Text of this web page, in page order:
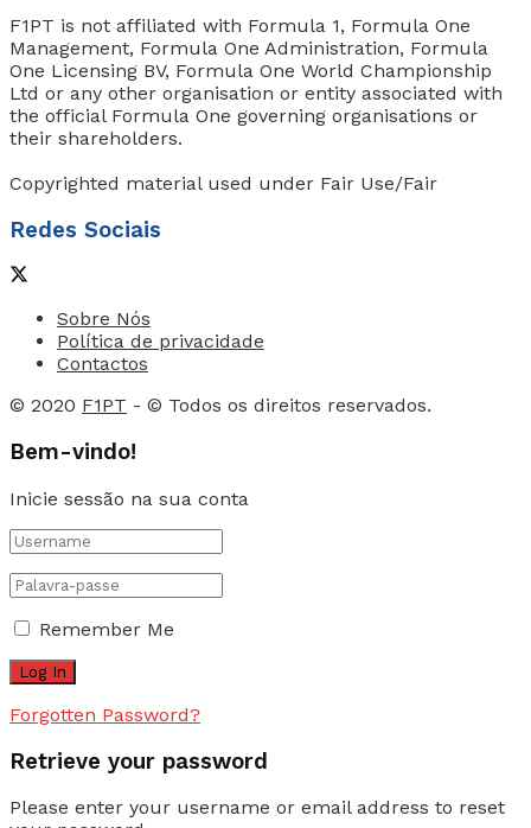
F1PT is not affiliated with Formula 1, Formula One
Management, Formula One Administration, Formula
One Licensing BV, Formula One World Championship
Ltd or any other organisation or entity associated with
the official Formula One governing organisations or
their shareholders.
Copyrighted material used under Fair Use/Fair
Redes Sociais
Sobre Nós
Política de privacidade
Contactos
© 2020 F1PT - © Todos os direitos reservados.
Bem-vindo!
Inicie sessão na sua conta
Remember Me
Forgotten Password?
Retrieve your password
Please enter your username or email address to reset